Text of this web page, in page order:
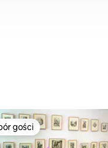
z kategorii
gości